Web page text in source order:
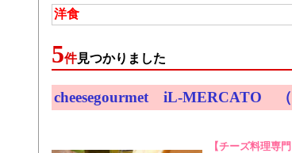
洋食
5件見つかりました
cheesegourmet iL-MERCATO （
【チーズ料理専